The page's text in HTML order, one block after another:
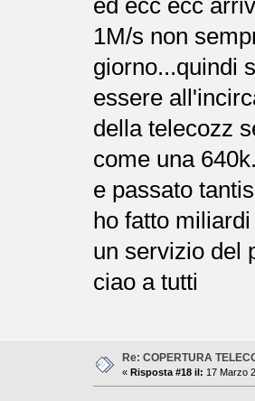
1M/s non
giorno...quindi
essere
della telecozz
come una
e passato
ho fatto
un servizio del
ciao a tutti
Re: COPERTURA
« Risposta #18 il: 17 Marzo